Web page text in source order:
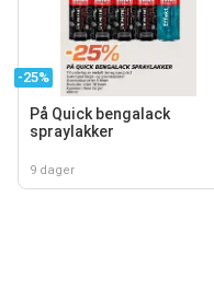
-25%
På Quick bengalack
spraylakker
9 dager